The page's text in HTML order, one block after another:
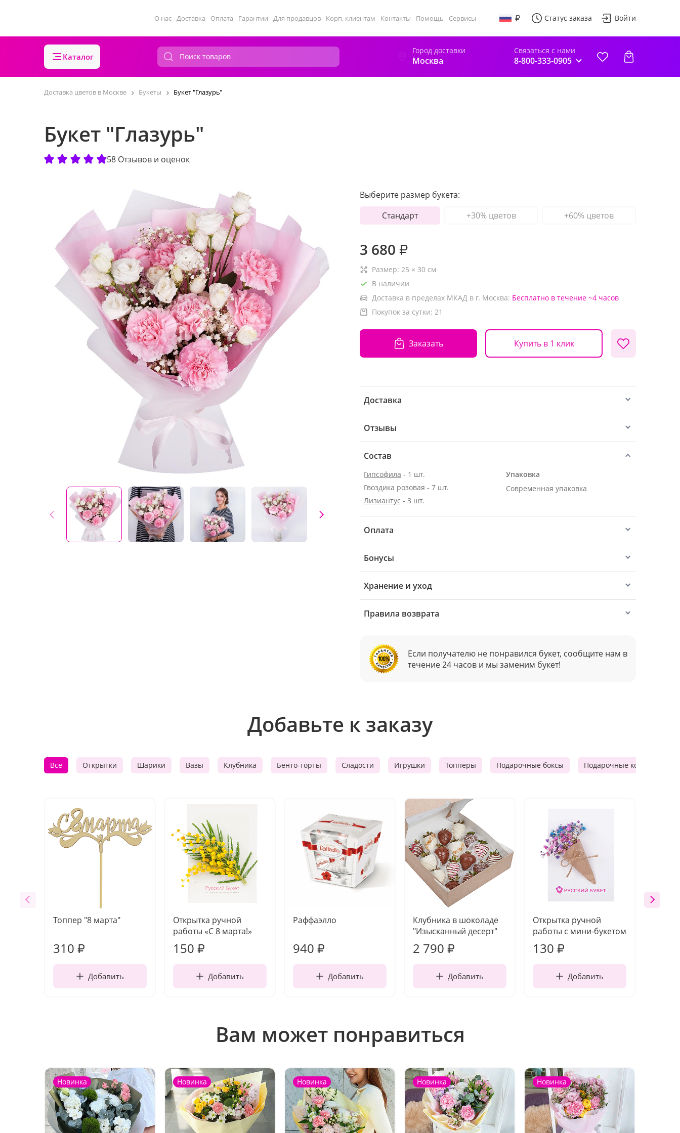
О нас Доставка Оплата Гарантии Для продавцов Корп. клиентам Контакты Помощь Сервисы Статус заказа Войти
Каталог
Город доставки
Москва
Связаться с нами
8-800-333-0905
Доставка цветов в Москве Букеты Букет "Глазурь"
Букет "Глазурь"
58 Отзывов и оценок
Выберите размер букета:
Стандарт
+30% цветов +60% цветов
3 680 ₽
Размер: 25 × 30 см
В наличии
Доставка в пределах МКАД в г. Москва: Бесплатно в течение ~4 часов
Покупок за сутки: 21
Заказать Купить в 1 клик
Доставка
Отзывы
Состав
Гипсофила - 1 шт.
Гвоздика розовая - 7 шт.
Лизиантус - 3 шт.
Упаковка
Современная упаковка
Оплата
Бонусы
Хранение и уход
Правила возврата
Если получателю не понравился букет, сообщите нам в
течение 24 часов и мы заменим букет!
Добавьте к заказу
Все Открытки Шарики Вазы Клубника Бенто-торты Сладости Игрушки Топперы Подарочные боксы Подарочные корзины
Топпер "8 марта"
310 ₽
Добавить
Открытка ручной
работы «С 8 марта!»
150 ₽
Добавить
Раффаэлло
940 ₽
Добавить
Клубника в шоколаде
"Изысканный десерт"
2 790 ₽
Добавить
Открытка ручной
работы с мини-букетом
130 ₽
Добавить
Вам может понравиться
Новинка Новинка Новинка Новинка Новинка